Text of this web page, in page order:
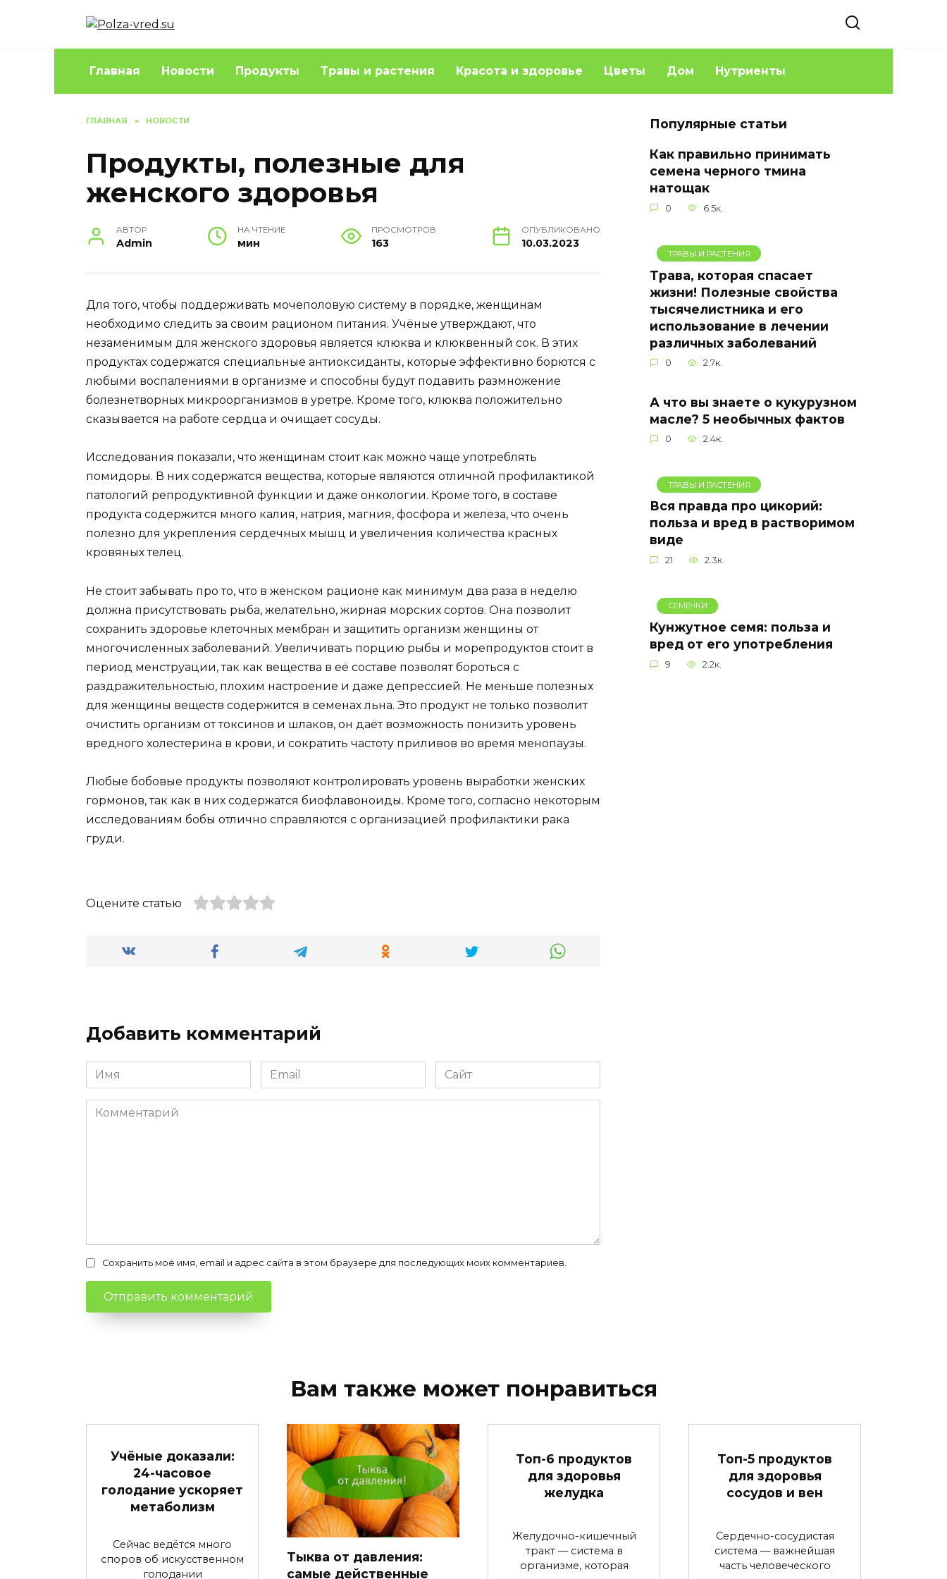
Главная Новости Продукты Травы и растения Красота и здоровье Цветы Дом Нутриенты
ГЛАВНАЯ » НОВОСТИ
Продукты, полезные для
женского здоровья
АВТОР
Admin
НА ЧТЕНИЕ
мин
ПРОСМОТРОВ
163
ОПУБЛИКОВАНО
10.03.2023
Для того, чтобы поддерживать мочеполовую систему в порядке, женщинам
необходимо следить за своим рационом питания. Учёные утверждают, что
незаменимым для женского здоровья является клюква и клюквенный сок. В этих
продуктах содержатся специальные антиоксиданты, которые эффективно борются с
любыми воспалениями в организме и способны будут подавить размножение
болезнетворных микроорганизмов в уретре. Кроме того, клюква положительно
сказывается на работе сердца и очищает сосуды.
Исследования показали, что женщинам стоит как можно чаще употреблять
помидоры. В них содержатся вещества, которые являются отличной профилактикой
патологий репродуктивной функции и даже онкологии. Кроме того, в составе
продукта содержится много калия, натрия, магния, фосфора и железа, что очень
полезно для укрепления сердечных мышц и увеличения количества красных
кровяных телец.
Не стоит забывать про то, что в женском рационе как минимум два раза в неделю
должна присутствовать рыба, желательно, жирная морских сортов. Она позволит
сохранить здоровье клеточных мембран и защитить организм женщины от
многочисленных заболеваний. Увеличивать порцию рыбы и морепродуктов стоит в
период менструации, так как вещества в её составе позволят бороться с
раздражительностью, плохим настроение и даже депрессией. Не меньше полезных
для женщины веществ содержится в семенах льна. Это продукт не только позволит
очистить организм от токсинов и шлаков, он даёт возможность понизить уровень
вредного холестерина в крови, и сократить частоту приливов во время менопаузы.
Любые бобовые продукты позволяют контролировать уровень выработки женских
гормонов, так как в них содержатся биофлавоноиды. Кроме того, согласно некоторым
исследованиям бобы отлично справляются с организацией профилактики рака
груди.
Оцените статью
Добавить комментарий
Имя
*
Email
*
Сайт
Комментарий
Сохранить моё имя, email и адрес сайта в этом браузере для последующих моих комментариев.
Популярные статьи
Как правильно принимать
семена черного тмина
натощак
0 6.5к.
ТРАВЫ И РАСТЕНИЯ
Трава, которая спасает
жизни! Полезные свойства
тысячелистника и его
использование в лечении
различных заболеваний
0 2.7к.
А что вы знаете о кукурузном
масле? 5 необычных фактов
0 2.4к.
ТРАВЫ И РАСТЕНИЯ
Вся правда про цикорий:
польза и вред в растворимом
виде
21 2.3к.
СЕМЕЧКИ
Кунжутное семя: польза и
вред от его употребления
9 2.2к.
Вам также может понравиться
Учёные доказали:
24-часовое
голодание ускоряет
метаболизм
Сейчас ведётся много
споров об искусственном
голодании
Тыква от давления:
самые действенные
Топ-6 продуктов
для здоровья
желудка
Желудочно-кишечный
тракт — система в
организме, которая
Топ-5 продуктов
для здоровья
сосудов и вен
Сердечно-сосудистая
система — важнейшая
часть человеческого